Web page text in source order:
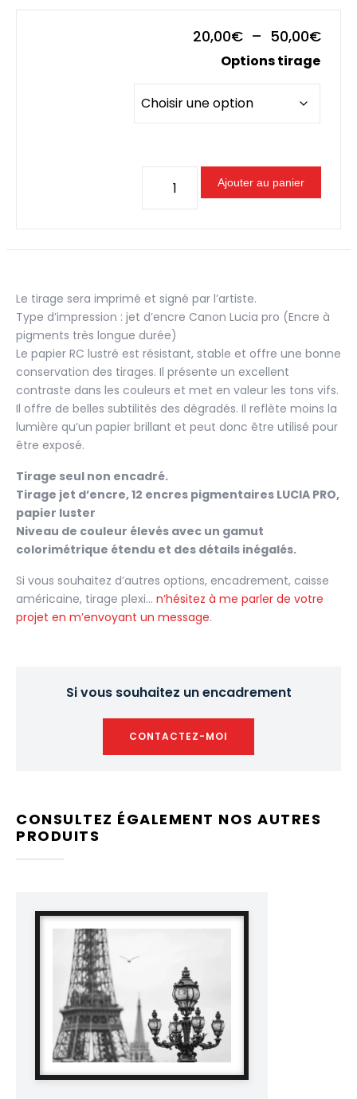
20,00€ – 50,00€
Options tirage
L'Envergure
Fauve
Ajouter au panier
Le tirage sera imprimé et signé par l’artiste.
Type d’impression : jet d’encre Canon Lucia pro (Encre à
pigments très longue durée)
Le papier RC lustré est résistant, stable et offre une bonne
conservation des tirages. Il présente un excellent
contraste dans les couleurs et met en valeur les tons vifs.
Il offre de belles subtilités des dégradés. Il reflète moins la
lumière qu’un papier brillant et peut donc être utilisé pour
être exposé.
Tirage seul non encadré.
Tirage jet d’encre, 12 encres pigmentaires LUCIA PRO,
papier luster
Niveau de couleur élevés avec un gamut
colorimétrique étendu et des détails inégalés.
Si vous souhaitez d’autres options, encadrement, caisse
américaine, tirage plexi… n’hésitez à me parler de votre
projet en m’envoyant un message.
Si vous souhaitez un encadrement
CONTACTEZ-MOI
CONSULTEZ ÉGALEMENT NOS AUTRES
PRODUITS